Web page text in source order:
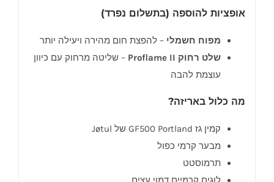
אופציות להוספה (בתשלום נפרד)
מפוח חשמלי – להפצת חום מהירה ויעילה יותר
שלט רחוק Proflame II
– שליטה מרחוק עם כיוון
עוצמת להבה
מה כלול באריזה?
קמין גז GF500 Portland של Jøtul
מבער קרמי כפול
תרמוסטט